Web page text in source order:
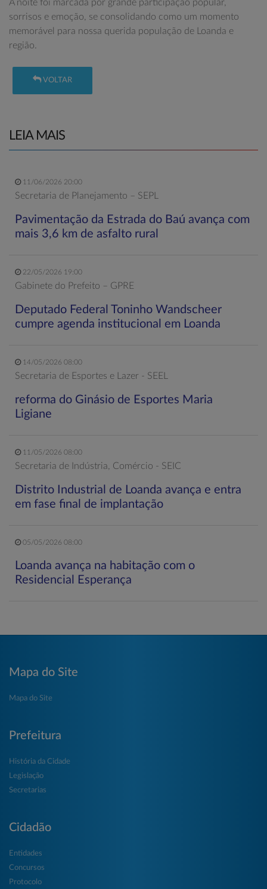
A noite foi marcada por grande participação popular,
sorrisos e emoção, se consolidando como um momento
memorável para nossa querida população de Loanda e
região.
VOLTAR
LEIA MAIS
11/06/2026 20:00
Secretaria de Planejamento – SEPL
Pavimentação da Estrada do Baú avança com
mais 3,6 km de asfalto rural
22/05/2026 19:00
Gabinete do Prefeito – GPRE
Deputado Federal Toninho Wandscheer
cumpre agenda institucional em Loanda
14/05/2026 08:00
Secretaria de Esportes e Lazer - SEEL
reforma do Ginásio de Esportes Maria
Ligiane
11/05/2026 08:00
Secretaria de Indústria, Comércio - SEIC
Distrito Industrial de Loanda avança e entra
em fase final de implantação
05/05/2026 08:00
Loanda avança na habitação com o
Residencial Esperança
Mapa do Site
Mapa do Site
Prefeitura
História da Cidade
Legislação
Secretarias
Cidadão
Entidades
Concursos
Protocolo